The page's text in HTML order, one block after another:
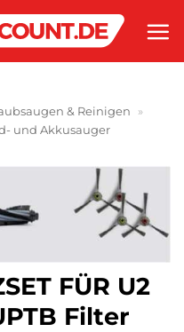
& Reinigen
»
und Akkusauger
FÜR U2
Filter